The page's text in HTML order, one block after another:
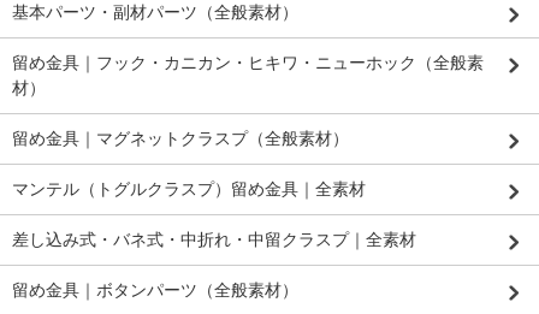
基本パーツ・副材パーツ（全般素材）
留め金具｜フック・カニカン・ヒキワ・ニューホック（全般素
材）
留め金具｜マグネットクラスプ（全般素材）
マンテル（トグルクラスプ）留め金具｜全素材
差し込み式・バネ式・中折れ・中留クラスプ｜全素材
留め金具｜ボタンパーツ（全般素材）